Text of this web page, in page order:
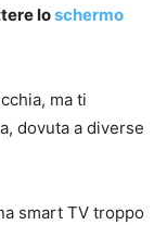
loschermo
ma ti
dovuta a diverse
smart TV troppo